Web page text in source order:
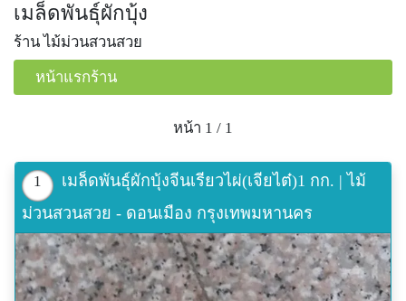
เมล็ดพันธุ์ผักบุ้ง
ร้าน ไม้ม่วนสวนสวย
หน้าแรกร้าน
หน้า 1 / 1
1
เมล็ดพันธุ์ผักบุ้งจีนเรียวไผ่(เจียไต๋)1 กก. | ไม้
ม่วนสวนสวย - ดอนเมือง กรุงเทพมหานคร